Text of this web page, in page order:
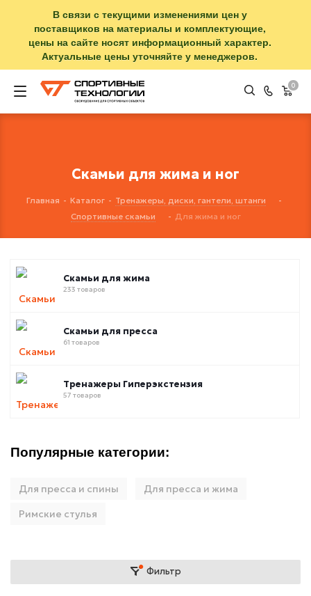
В связи с текущими изменениями цен у
поставщиков на материалы и комплектующие,
цены на сайте носят информационный характер.
Актуальные цены уточняйте у менеджеров.
0
Скамьи для жима и ног
Главная - Каталог - Тренажеры, диски, гантели, штанги
-
Спортивные скамьи
- Для жима и ног
Скамьи для жима
233 товаров
Скамьи для пресса
61 товаров
Тренажеры Гиперэкстензия
57 товаров
Популярные категории:
Для пресса и спины
Для пресса и жима
Римские стулья
Фильтр